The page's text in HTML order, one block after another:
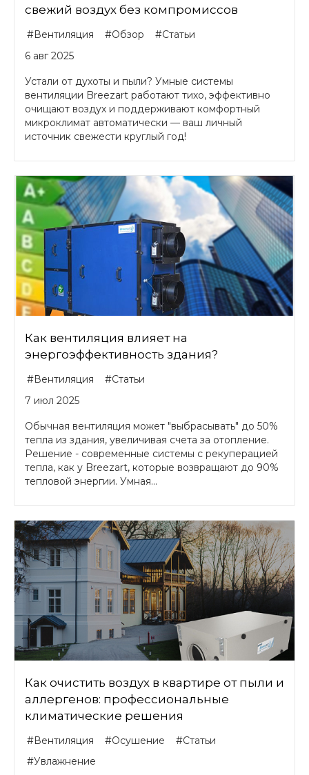
свежий воздух без компромиссов
#Вентиляция #Обзор
#Статьи
6 авг 2025
Устали от духоты и пыли? Умные системы
вентиляции Breezart работают тихо, эффективно
очищают воздух и поддерживают комфортный
микроклимат автоматически — ваш личный
источник свежести круглый год!
Как вентиляция влияет на
энергоэффективность здания?
#Вентиляция
#Статьи
7 июл 2025
Обычная вентиляция может "выбрасывать" до 50%
тепла из здания, увеличивая счета за отопление.
Решение - современные системы с рекуперацией
тепла, как у Breezart, которые возвращают до 90%
тепловой энергии. Умная...
Как очистить воздух в квартире от пыли и
аллергенов: профессиональные
климатические решения
#Вентиляция #Осушение
#Статьи
#Увлажнение